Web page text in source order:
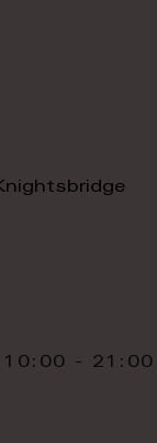
10:00 - 21:00